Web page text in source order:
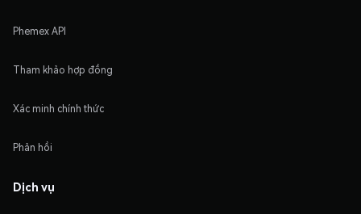
Phemex API
Tham khảo hợp đồng
Xác minh chính thức
Phản hồi
Dịch vụ